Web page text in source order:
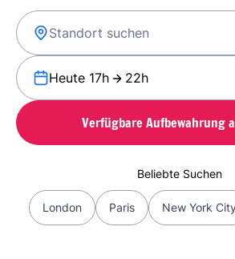
Heute 17h 22h
Verfügbare Aufbewahrung
Beliebte Suchen
London Paris New York